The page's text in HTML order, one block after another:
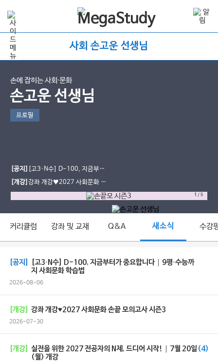
사회 손고운 선생님
손에 잡히는 사회∙문화
손고운 선생님
프로필
[공지] [고3·N수] D-100, 지금부터
가 중요합니다｜9평·수능까지 사회문
화 학습법
[개강]강좌 개강♥2027 사회문화 손
끝 모의고사 시즌3
1 /5
커리큘럼 강좌 및 교재 Q&A 새소식 수강
[공지]
[고3·N수] D-100, 지금부터가 중요합니다｜9평·수능까
지 사회문화 학습법
2026-08-06
[개강] 강좌 개강♥2027 사회문화 손끝 모의고사 시즌3
2026-07-30
[개강]
실전을 위한 2027 전공자의 N제, 드디어 시작!｜7월 20일
(월) 개강
(4)